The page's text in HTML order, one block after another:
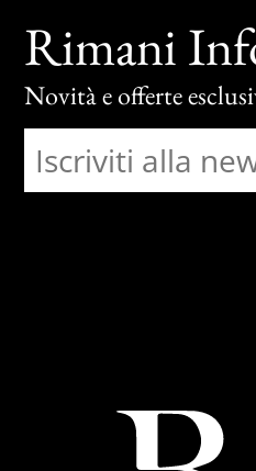
Rimani
Novità e offerte